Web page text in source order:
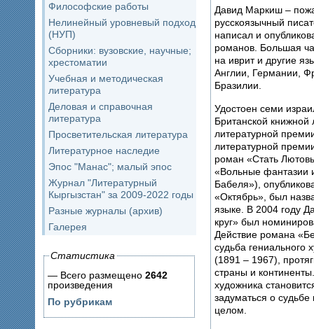
Философские работы
Нелинейный уровневый подход
(НУП)
Сборники: вузовские, научные;
хрестоматии
Учебная и методическая
литература
Деловая и справочная
литература
Просветительская литература
Литературное наследие
Эпос "Манас"; малый эпос
Журнал "Литературный
Кыргызстан" за 2009-2022 годы
Разные журналы (архив)
Галерея
Статистика
— Всего размещено 2642
произведения
По рубрикам
Давид Маркиш –
русскоязычный
написал и
романов. Большая
на иврит и другие
Англии, Германии,
Бразилии.
Удостоен семи
Британской
литературной
литературной
роман «Стать
«Вольные фантазии
Бабеля»),
«Октябрь», был
языке. В 2004 году
круг» был
Действие романа «Белый круг», в основе которого —
судьба гениального
(1891 – 1967),
страны и
художника
задуматься о
целом.